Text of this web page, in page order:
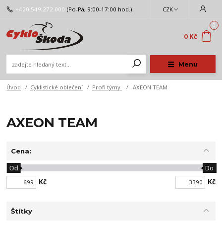
Menu
CZK
+420 549 272 000 (Po-Pá, 9:00-17:00 hod.)
0
0 Kč
Úvod Cyklistické oblečení Profi týmy AXEON TEAM
AXEON TEAM
Cena:
Kč
Od Do
Kč
Štítky